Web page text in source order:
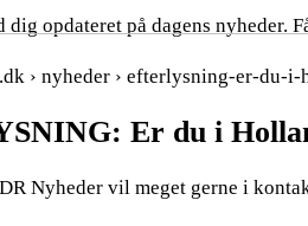
dig opdateret på dagens nyheder.
› nyheder › efterlysning-er-du-i-
Er du i
Nyheder vil meget gerne i